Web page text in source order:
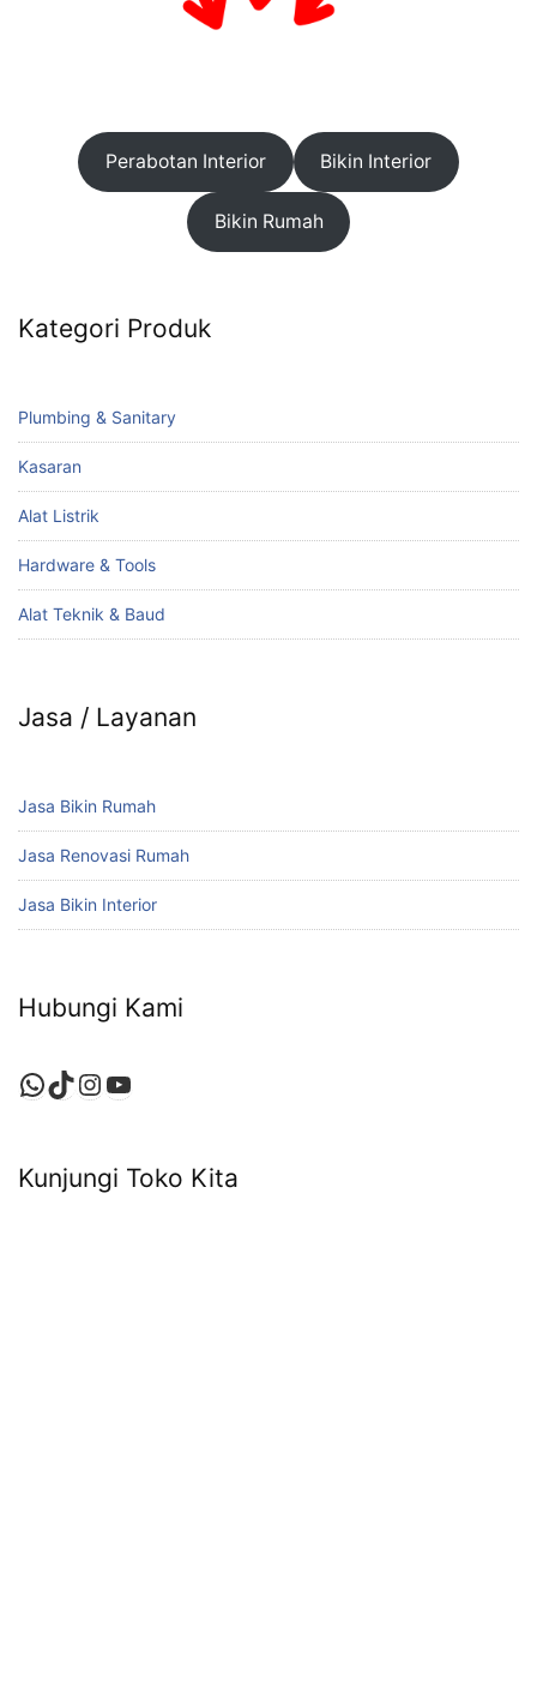
Perabotan Interior Bikin Interior
Bikin Rumah
Kategori Produk
Plumbing & Sanitary
Kasaran
Alat Listrik
Hardware & Tools
Alat Teknik & Baud
Jasa / Layanan
Jasa Bikin Rumah
Jasa Renovasi Rumah
Jasa Bikin Interior
Hubungi Kami
WhatsApp
TikTok
Instagram
YouTube
Kunjungi Toko Kita